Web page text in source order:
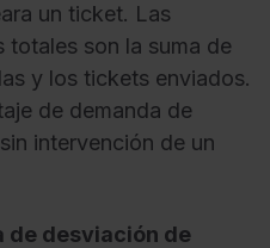
un ticket. Las
totales son la suma de
y los tickets enviados.
de demanda de
intervención de un
de desviación de